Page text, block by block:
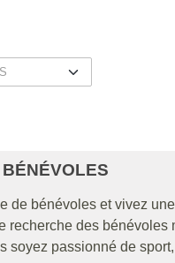
de bénévoles et vivez
recherche des
soyez passionné de